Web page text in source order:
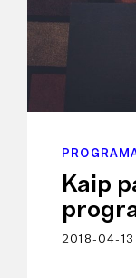
Kaip
2018-04-13